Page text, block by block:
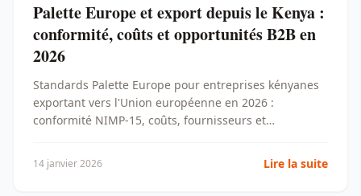
Palette Europe et export depuis le Kenya :
conformité, coûts et opportunités B2B en
2026
Standards Palette Europe pour entreprises kényanes
exportant vers l'Union européenne en 2026 :
conformité NIMP-15, coûts, fournisseurs et
14 janvier 2026 Lire la suite